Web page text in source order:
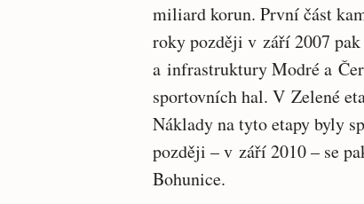
miliard korun. První část
roky později v září 2007
a infrastruktury Modré a
sportovních hal. V Zelené
Náklady na tyto etapy byly
později – v září 2010 – se
Bohunice.